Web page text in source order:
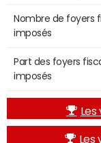
Nombre de foyers
imposés
Part des foyers
imposés
Les
Les